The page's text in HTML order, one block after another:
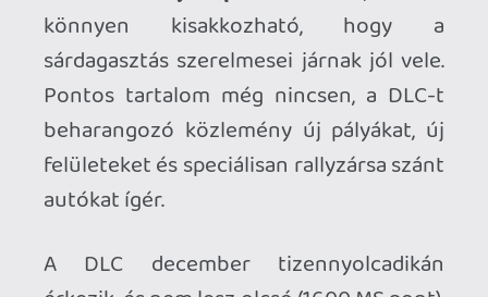
A DLC december tizennyolcadikán
érkezik, és nem lesz olcsó (1600 MS pont),
a játékhoz kapcsolt Season Pass-t
jelentkezned!